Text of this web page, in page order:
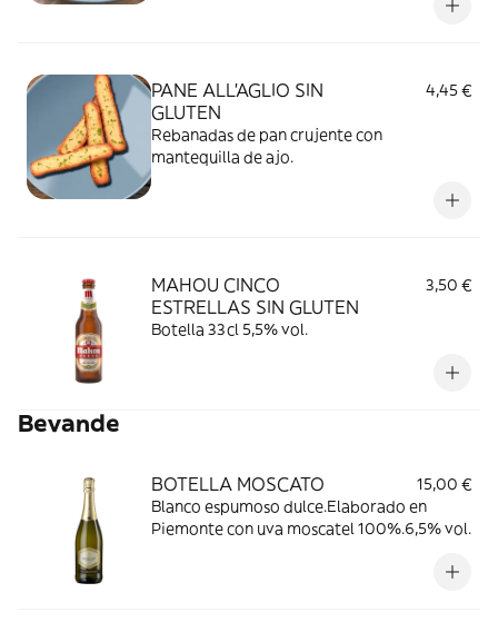
PANE ALL'AGLIO SIN
GLUTEN
4,45 €
Rebanadas de pan crujente con
mantequilla de ajo.
MAHOU CINCO
ESTRELLAS SIN GLUTEN
3,50 €
Botella 33cl 5,5% vol.
Bevande
BOTELLA MOSCATO
15,00 €
Blanco espumoso dulce.Elaborado en
Piemonte con uva moscatel 100%.6,5% vol.